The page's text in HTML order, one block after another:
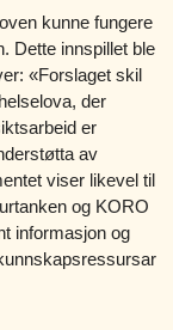
kunne fungere
Dette innspillet ble
«Forslaget skil
der
er
av
viser likevel til
og KORO
informasjon og